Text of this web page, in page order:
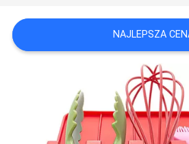
NAJLEPSZA